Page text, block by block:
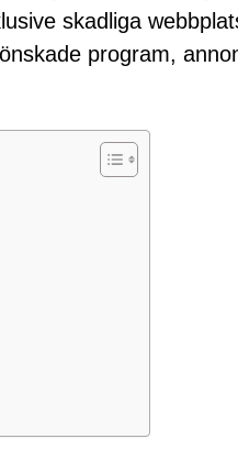
skadliga
program,